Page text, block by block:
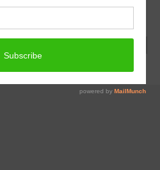
NO VALORADO
€35,00